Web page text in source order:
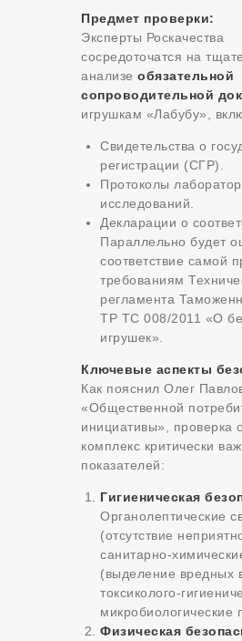
Предмет проверки:
Эксперты Роскачества
сосредоточатся на
анализе обязательной
сопроводительной
игрушкам «Лабубу»,
Свидетельства о
регистрации (СГР).
Протоколы
исследований.
Декларации о
Параллельно будет
соответствие самой
требованиям
регламента
ТР ТС 008/2011 «О
игрушек».
Ключевые аспекты
Как пояснил Олег
«Общественной
инициативы», проверка
комплекс критически
показателей:
Гигиеническая
Органолептические
(отсутствие
санитарно-
(выделение вредных
токсиколого-
микробиологические
Физическая